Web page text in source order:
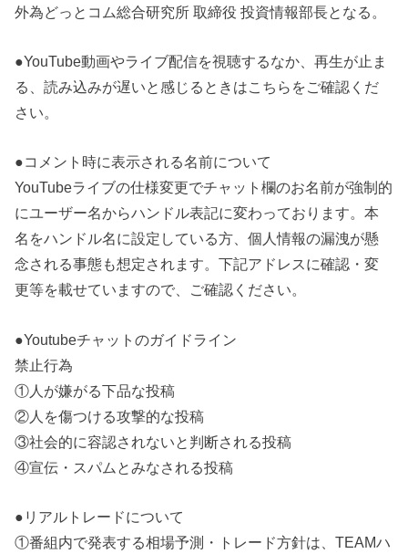
外為どっとコム総合研究所 取締役 投資情報部長となる。
●YouTube動画やライブ配信を視聴するなか、再生が止ま
る、読み込みが遅いと感じるときはこちらをご確認くだ
さい。
●コメント時に表示される名前について
YouTubeライブの仕様変更でチャット欄のお名前が強制的
にユーザー名からハンドル表記に変わっております。本
名をハンドル名に設定している方、個人情報の漏洩が懸
念される事態も想定されます。下記アドレスに確認・変
更等を載せていますので、ご確認ください。
●Youtubeチャットのガイドライン
禁止行為
①人が嫌がる下品な投稿
②人を傷つける攻撃的な投稿
③社会的に容認されないと判断される投稿
④宣伝・スパムとみなされる投稿
●リアルトレードについて
①番組内で発表する相場予測・トレード方針は、TEAMハ